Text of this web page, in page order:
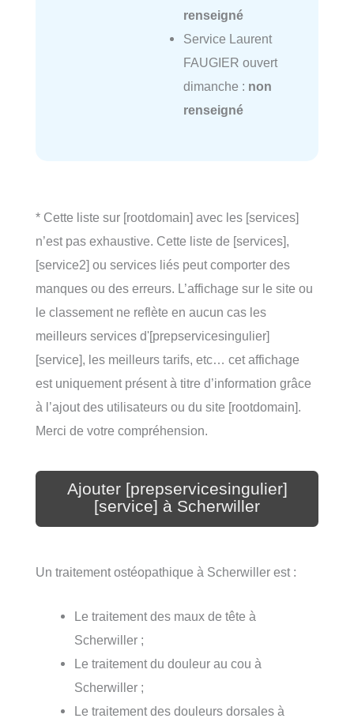
renseigné
Service Laurent
FAUGIER ouvert
dimanche : non
renseigné
* Cette liste sur [rootdomain] avec les [services]
n’est pas exhaustive. Cette liste de [services],
[service2] ou services liés peut comporter des
manques ou des erreurs. L’affichage sur le site ou
le classement ne reflète en aucun cas les
meilleurs services d'[prepservicesingulier]
[service], les meilleurs tarifs, etc… cet affichage
est uniquement présent à titre d’information grâce
à l’ajout des utilisateurs ou du site [rootdomain].
Merci de votre compréhension.
Ajouter [prepservicesingulier]
[service] à Scherwiller
Un traitement ostéopathique à Scherwiller est :
Le traitement des maux de tête à
Scherwiller ;
Le traitement du douleur au cou à
Scherwiller ;
Le traitement des douleurs dorsales à